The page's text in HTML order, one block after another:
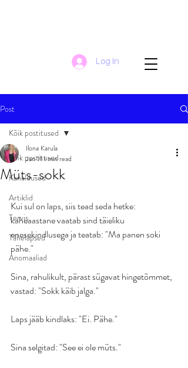
Log In
Post
Kõik postitused
Kanaldused
Artiklid
Tervis
Tähelapsed
Anomaaliad
Kõik postitused
Müts-sokk
Ilona Karula
Jan 111 min read
Kui sul on laps, siis tead seda hetke:
kaheaastane vaatab sind täieliku
enesekindlusega ja teatab: "Ma panen soki
pähe."
Sina, rahulikult, pärast sügavat hingetõmmet,
vastad: "Sokk käib jalga."
Laps jääb kindlaks: "Ei. Pähe."
Sina selgitad: "See ei ole müts."